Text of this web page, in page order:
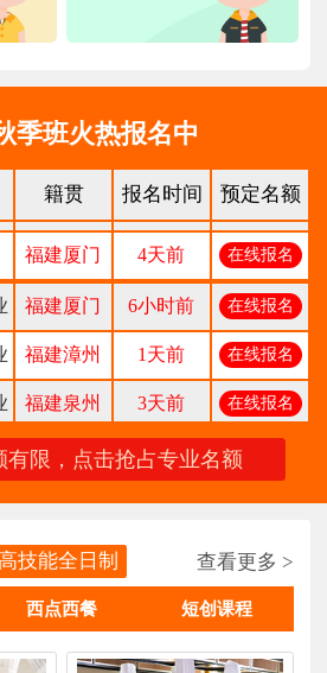
季班火热报名中
籍贯 报名时间 预定名额
在线报名
福建三明 16小时前 在线报名
福建福州 3天前
福建厦门 4天前 在线报名
福建厦门 4天前 在线报名
福建厦门 6小时前 在线报名
福建漳州 1天前 在线报名
福建泉州 3天前 在线报名
福建厦门 8小时前 在线报名
福建厦门
福建三明 16小时前 在线报名
福建福州 3天前 在线报名
有限，点击抢占专业名额
高技能全日制 查看更多 >
西点西餐 短创课程